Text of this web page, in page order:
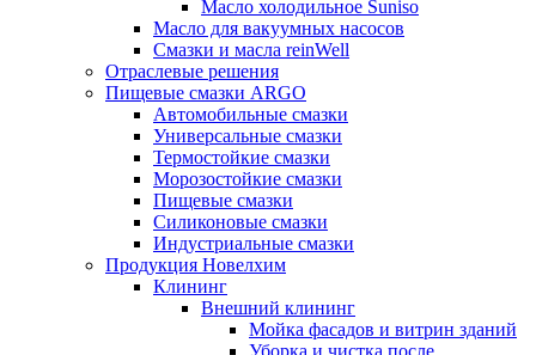
Масло холодильное Suniso
Масло для вакуумных насосов
Смазки и масла reinWell
Отраслевые решения
Пищевые смазки ARGO
Автомобильные смазки
Универсальные смазки
Термостойкие смазки
Морозостойкие смазки
Пищевые смазки
Силиконовые смазки
Индустриальные смазки
Продукция Новелхим
Клининг
Внешний клининг
Мойка фасадов и витрин зданий
Уборка и чистка после